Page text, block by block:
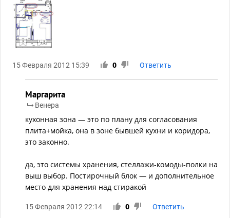
15 Февраля 2012 15:39 0 Ответить
Маргарита
Венера
кухонная зона — это по плану для согласования
плита+мойка, она в зоне бывшей кухни и коридора,
это законно.
да, это системы хранения, стеллажи-комоды-полки на
выш выбор. Постирочный блок — и дополнительное
место для хранения над стиракой
15 Февраля 2012 22:14 0 Ответить